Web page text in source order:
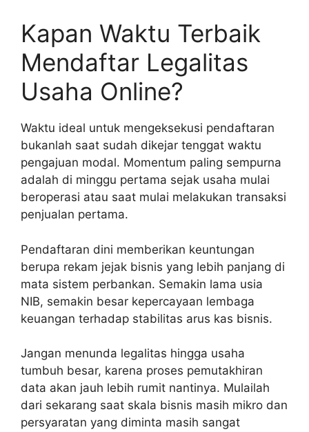
Kapan Waktu Terbaik
Mendaftar Legalitas
Usaha Online?
Waktu ideal untuk mengeksekusi pendaftaran
bukanlah saat sudah dikejar tenggat waktu
pengajuan modal. Momentum paling sempurna
adalah di minggu pertama sejak usaha mulai
beroperasi atau saat mulai melakukan transaksi
penjualan pertama.
Pendaftaran dini memberikan keuntungan
berupa rekam jejak bisnis yang lebih panjang di
mata sistem perbankan. Semakin lama usia
NIB, semakin besar kepercayaan lembaga
keuangan terhadap stabilitas arus kas bisnis.
Jangan menunda legalitas hingga usaha
tumbuh besar, karena proses pemutakhiran
data akan jauh lebih rumit nantinya. Mulailah
dari sekarang saat skala bisnis masih mikro dan
persyaratan yang diminta masih sangat